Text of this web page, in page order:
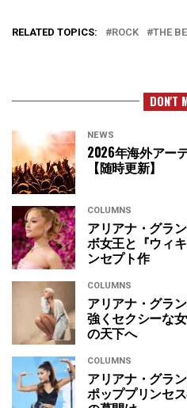
RELATED TOPICS: ROCK THE
DON'T
NEWS
2026年海外アー
【随時更新】
COLUMNS
アリアナ・グラ
ボ女王と『ウィ
ンセプト作
COLUMNS
アリアナ・グラ
強くセクシーな
の天下へ
COLUMNS
アリアナ・グラ
ポッププリンセ